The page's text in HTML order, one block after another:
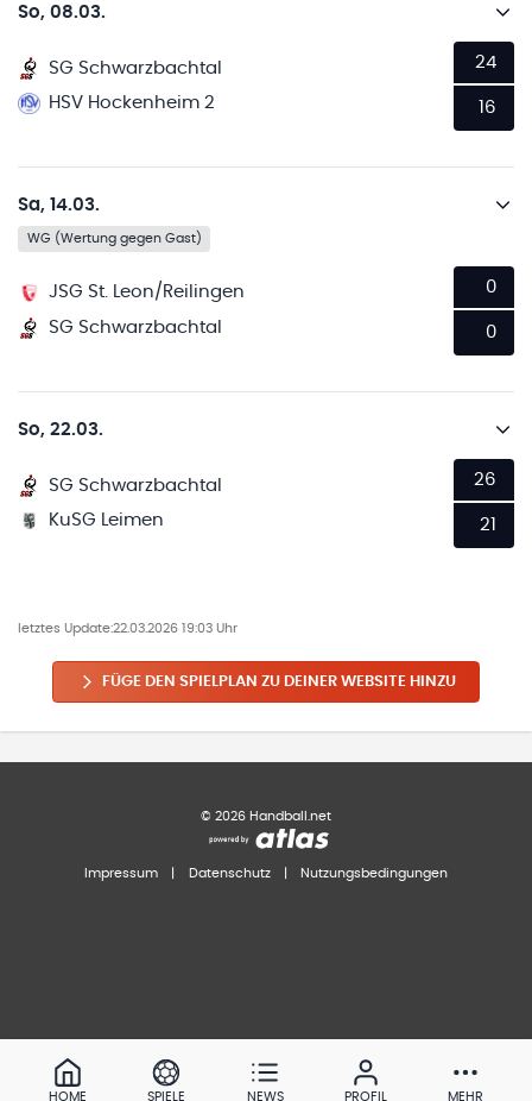
So, 08.03.
SG Schwarzbachtal
HSV Hockenheim 2
24
16
Sa, 14.03.
WG (Wertung gegen Gast)
JSG St. Leon/Reilingen
SG Schwarzbachtal
0
0
So, 22.03.
SG Schwarzbachtal
KuSG Leimen
26
21
letztes Update:22.03.2026 19:03 Uhr
FÜGE DEN SPIELPLAN ZU DEINER WEBSITE HINZU
© 2026 Handball.net
Impressum Datenschutz Nutzungsbedingungen
HOME SPIELE NEWS PROFIL MEHR